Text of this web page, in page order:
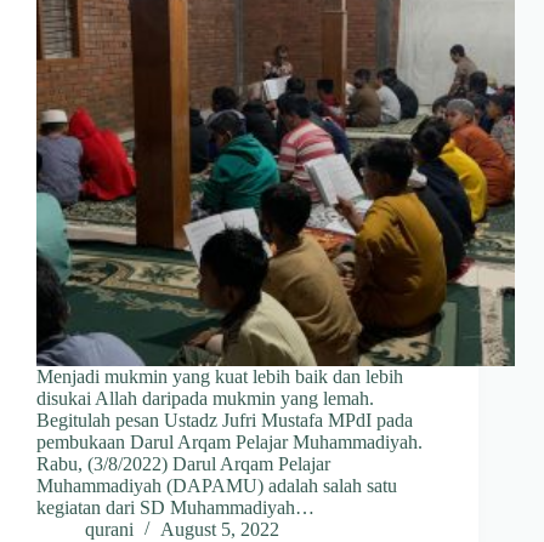
Menjadi mukmin yang kuat lebih baik dan lebih
disukai Allah daripada mukmin yang lemah.
Begitulah pesan Ustadz Jufri Mustafa MPdI pada
pembukaan Darul Arqam Pelajar Muhammadiyah.
Rabu, (3/8/2022) Darul Arqam Pelajar
Muhammadiyah (DAPAMU) adalah salah satu
kegiatan dari SD Muhammadiyah…
qurani
August 5, 2022